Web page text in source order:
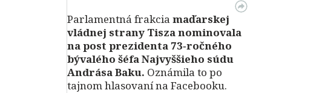
Parlamentná frakcia maďarskej
vládnej strany Tisza nominovala
na post prezidenta 73‑ročného
bývalého šéfa Najvyššieho súdu
Andrása Baku. Oznámila to po
tajnom hlasovaní na Facebooku.